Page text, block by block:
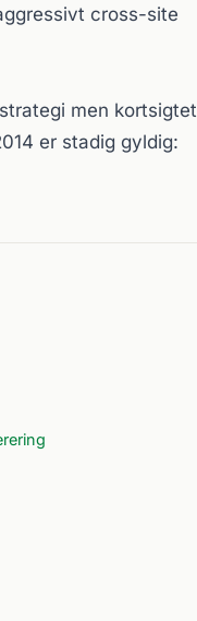
cross-site
men kortsigtet
er stadig gyldig: